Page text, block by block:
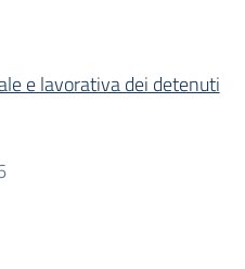
e lavorativa dei detenuti